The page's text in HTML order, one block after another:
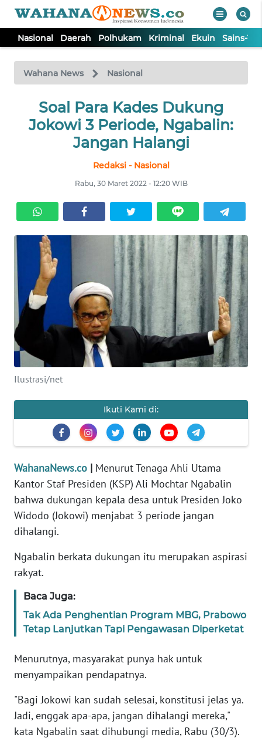
Nasional Daerah Polhukam Kriminal Ekuin Sains-
Wahana News Nasional
Soal Para Kades Dukung
Jokowi 3 Periode, Ngabalin:
Jangan Halangi
Redaksi - Nasional
Rabu, 30 Maret 2022 - 12:20 WIB
Ilustrasi/net
Ikuti Kami di:
WahanaNews.co | Menurut Tenaga Ahli Utama
Kantor Staf Presiden (KSP) Ali Mochtar Ngabalin
bahwa dukungan kepala desa untuk Presiden Joko
Widodo (Jokowi) menjabat 3 periode jangan
dihalangi.
Ngabalin berkata dukungan itu merupakan aspirasi
rakyat.
Baca Juga:
Tak Ada Penghentian Program MBG, Prabowo
Tetap Lanjutkan Tapi Pengawasan Diperketat
Menurutnya, masyarakat punya hak untuk
menyampaikan pendapatnya.
"Bagi Jokowi kan sudah selesai, konstitusi jelas ya.
Jadi, enggak apa-apa, jangan dihalangi mereka,"
kata Ngabalin saat dihubungi media, Rabu (30/3).
TV
Tutup
NASIONAL
KRIMINAL
EKUIN
SAINS-TEKNO
KESEHATAN
INTERNASIONAL
SERBA-SERBI
PENDIDIKAN
OLAHRAGA
OPINI
EDITORIAL
Informasi
INDEKS
BERITA
KONTAK
KAMI
IKLAN
KAMI
PEDOMAN